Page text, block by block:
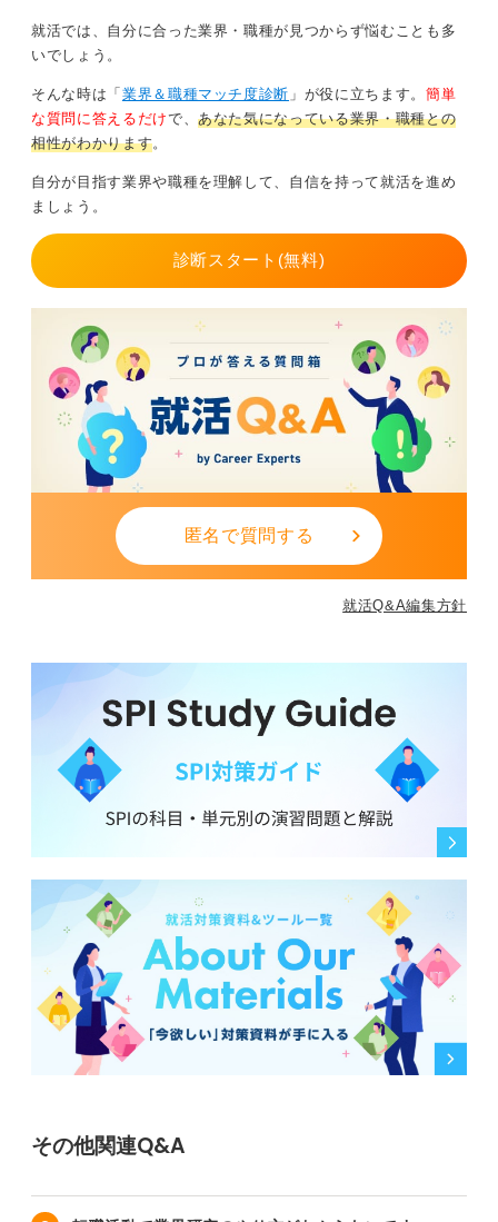
ビスを通じて顧客の課題を解決できる点にあります。
一方で、自社製品だけでなく競合他社の製品や顧客の業
界知識についても深く理解し、常に学び続ける姿勢が求
められます。
将来のキャリアパスとしては、営業として実績を積んだ
後、人事、商品開発、あるいはエンジニアを統括するプ
ロジェクトマネージャーなどに進む道も考えられます。
就活では、自分に合った業界・職種が見つからず悩むことも多
いでしょう。
そんな時は「 業界＆職種マッチ度診断 」が役に立ちます。 簡単
な質問に答えるだけで、あなた気になっている業界・職種との
相性がわかります。
自分が目指す業界や職種を理解して、自信を持って就活を進め
ましょう。
診断スタート(無料)
匿名で質問する
就活Q&A編集方針
その他関連Q&A